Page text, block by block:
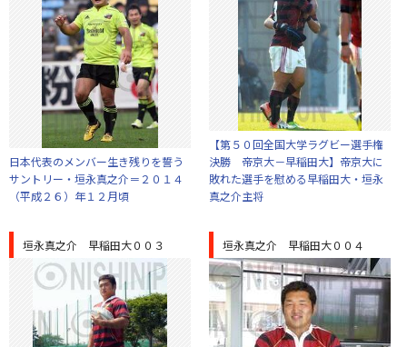
日本代表のメンバー生き残りを誓う
サントリー・垣永真之介＝２０１４
（平成２６）年１２月頃
【第５０回全国大学ラグビー選手権
決勝 帝京大－早稲田大】帝京大に
敗れた選手を慰める早稲田大・垣永
真之介主将
垣永真之介 早稲田大００３ 垣永真之介 早稲田大００４